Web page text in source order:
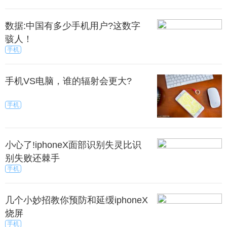
数据:中国有多少手机用户?这数字
骇人！
手机
手机VS电脑，谁的辐射会更大?
手机
小心了!iphoneX面部识别失灵比识
别失败还棘手
手机
几个小妙招教你预防和延缓iphoneX
烧屏
手机